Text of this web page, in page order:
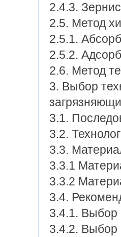
2.4.3.
2.5. Метод
2.5.1.
2.5.2.
2.6. Метод
3. Выбор
3.1.
3.2.
3.3.
3.3.1
3.3.2
3.4.
3.4.1. Выбор
3.4.2. Выбор